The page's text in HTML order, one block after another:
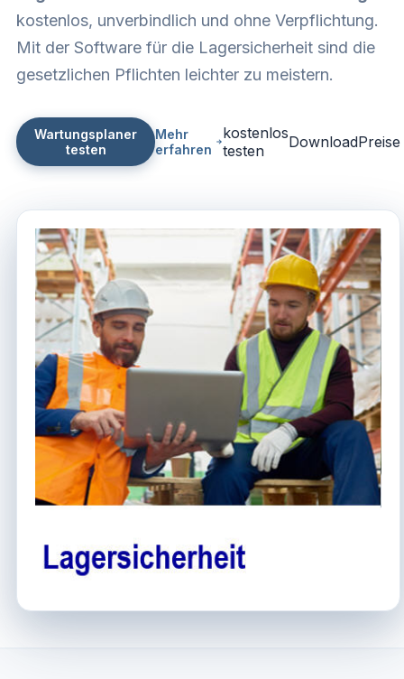
kostenlos, unverbindlich und ohne Verpflichtung.
Mit der Software für die Lagersicherheit sind die
gesetzlichen Pflichten leichter zu meistern.
Wartungsplaner
testen
Mehr
erfahren
kostenlos
testen
DownloadPreise